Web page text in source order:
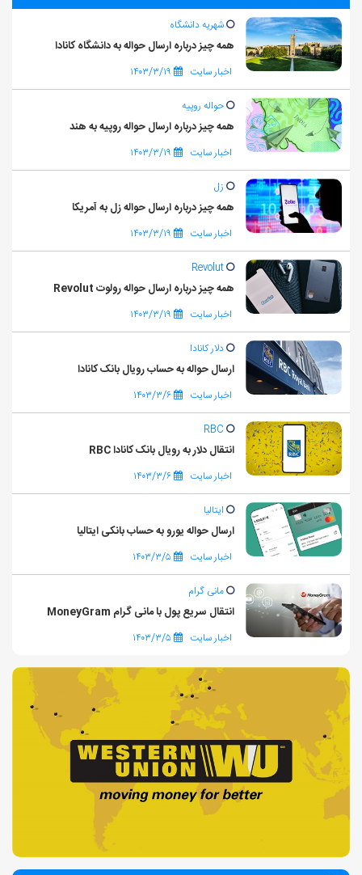
شهریه دانشگاه
همه چیز درباره ارسال حواله به دانشگاه کانادا
اخبار سایت ۱۴۰۳/۳/۱۹
حواله روپیه
همه چیز درباره ارسال حواله روپیه به هند
اخبار سایت ۱۴۰۳/۳/۱۹
زل
همه چیز درباره ارسال حواله زل به آمریکا
اخبار سایت ۱۴۰۳/۳/۱۹
Revolut
همه چیز درباره ارسال حواله رولوت Revolut
اخبار سایت ۱۴۰۳/۳/۱۹
دلار کانادا
ارسال حواله به حساب رویال بانک کانادا
اخبار سایت ۱۴۰۳/۳/۶
RBC
انتقال دلار به رویال بانک کانادا RBC
اخبار سایت ۱۴۰۳/۳/۶
ایتالیا
ارسال حواله یورو به حساب بانکی ایتالیا
اخبار سایت ۱۴۰۳/۳/۵
مانی گرام
انتقال سریع پول با مانی گرام MoneyGram
اخبار سایت ۱۴۰۳/۳/۵